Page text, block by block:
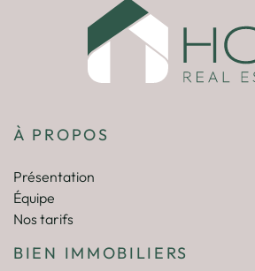
À PROPOS
Présentation
Équipe
Nos tarifs
BIEN IMMOBILIERS